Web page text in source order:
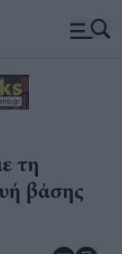
τη
βάσης